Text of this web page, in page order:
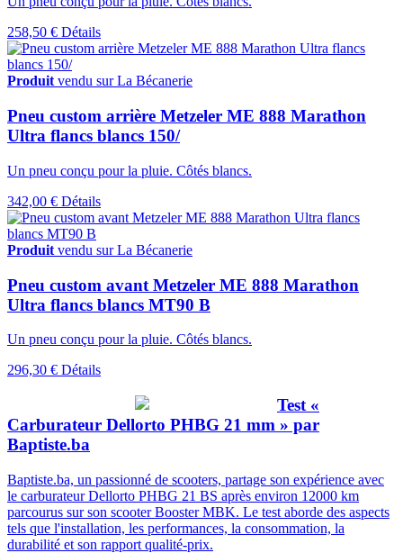
258,50 € Détails
Produitvendu sur La Bécanerie
Pneu custom arrière Metzeler ME 888 Marathon
Ultra flancs blancs 150/
Un pneu conçu pour la pluie. Côtés blancs.
342,00 € Détails
Produit vendu sur La Bécanerie
Pneu custom avant Metzeler ME 888 Marathon
Ultra flancs blancs MT90 B
Un pneu conçu pour la pluie. Côtés blancs.
296,30 € Détails
Test «
Carburateur Dellorto PHBG 21 mm » par
Baptiste.ba
Baptiste.ba, un passionné de scooters, partage son expérience avec
le carburateur Dellorto PHBG 21 BS après environ 12000 km
parcourus sur son scooter Booster MBK. Le test aborde des aspects
tels que l'installation, les performances, la consommation, la
durabilité et son rapport qualité-prix.